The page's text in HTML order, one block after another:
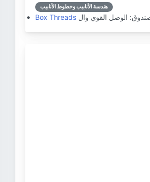
هندسة الأنابيب وخطوط الأنابيب
Box Threads